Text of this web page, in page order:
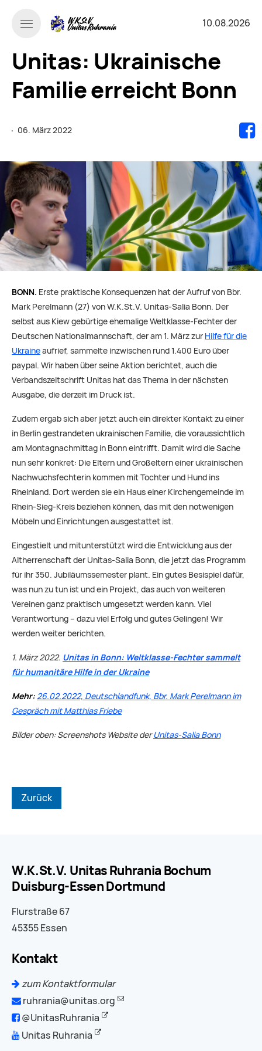
10.08.2026
Unitas: Ukrainische
Familie erreicht Bonn
· 06. März 2022
BONN. Erste praktische Konsequenzen hat der Aufruf von Bbr.
Mark Perelmann (27) von W.K.St.V. Unitas-Salia Bonn. Der
selbst aus Kiew gebürtige ehemalige Weltklasse-Fechter der
Deutschen Nationalmannschaft, der am 1. März zur Hilfe für die
Ukraineaufrief, sammelte inzwischen rund 1.400 Euro über
paypal. Wir haben über seine Aktion berichtet, auch die
Verbandszeitschrift Unitas hat das Thema in der nächsten
Ausgabe, die derzeit im Druck ist.
Zudem ergab sich aber jetzt auch ein direkter Kontakt zu einer
in Berlin gestrandeten ukrainischen Familie, die voraussichtlich
am Montagnachmittag in Bonn eintrifft. Damit wird die Sache
nun sehr konkret: Die Eltern und Großeltern einer ukrainischen
Nachwuchsfechterin kommen mit Tochter und Hund ins
Rheinland. Dort werden sie ein Haus einer Kirchengemeinde im
Rhein-Sieg-Kreis beziehen können, das mit den notwenigen
Möbeln und Einrichtungen ausgestattet ist.
Eingestielt und mitunterstützt wird die Entwicklung aus der
Altherrenschaft der Unitas-Salia Bonn, die jetzt das Programm
für ihr 350. Jubiläumssemester plant. Ein gutes Besispiel dafür,
was nun zu tun ist und ein Projekt, das auch von weiteren
Vereinen ganz praktisch umgesetzt werden kann. Viel
Verantwortung – dazu viel Erfolg und gutes Gelingen! Wir
werden weiter berichten.
1. März 2022. Unitas in Bonn: Weltklasse-Fechter sammelt
für humanitäre Hilfe in der Ukraine
Mehr:26.02.2022, Deutschlandfunk, Bbr. Mark Perelmann im
Gespräch mit Matthias Friebe
Bilder oben: Screenshots Website derUnitas-Salia Bonn
Zurück
W.K.St.V. Unitas Ruhrania Bochum
Duisburg-Essen Dortmund
Flurstraße 67
45355 Essen
Kontakt
zum Kontaktformular
ruhrania@unitas.org
@UnitasRuhrania
Unitas Ruhrania